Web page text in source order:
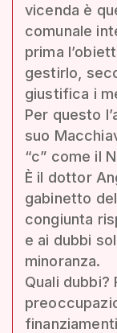
vicenda è
comunale
prima
gestirlo,
giustifica i
Per questo
suo
“c” come il
È il dottor
gabinetto
congiunta
e ai dubbi
minoranza.
Quali